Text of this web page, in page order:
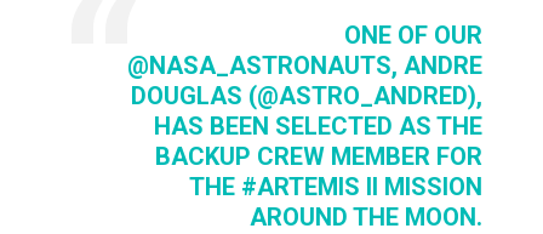
ONE OF OUR
@NASA_ASTRONAUTS, ANDRE
DOUGLAS (@ASTRO_ANDRED),
HAS BEEN SELECTED AS THE
BACKUP CREW MEMBER FOR
THE #ARTEMIS II MISSION
AROUND THE MOON.